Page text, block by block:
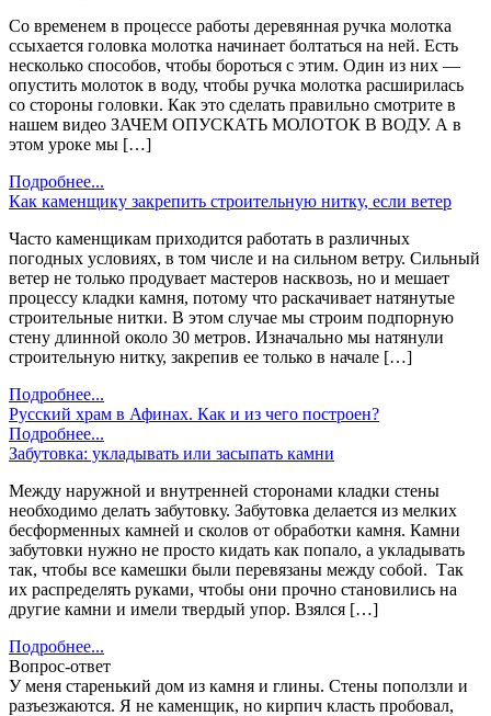
Со временем в процессе работы деревянная ручка молотка
ссыхается головка молотка начинает болтаться на ней. Есть
несколько способов, чтобы бороться с этим. Один из них —
опустить молоток в воду, чтобы ручка молотка расширилась
со стороны головки. Как это сделать правильно смотрите в
нашем видео ЗАЧЕМ ОПУСКАТЬ МОЛОТОК В ВОДУ. А в
этом уроке мы […]
Подробнее...
Как каменщику закрепить строительную нитку, если ветер
Часто каменщикам приходится работать в различных
погодных условиях, в том числе и на сильном ветру. Сильный
ветер не только продувает мастеров насквозь, но и мешает
процессу кладки камня, потому что раскачивает натянутые
строительные нитки. В этом случае мы строим подпорную
стену длинной около 30 метров. Изначально мы натянули
строительную нитку, закрепив ее только в начале […]
Подробнее...
Русский храм в Афинах. Как и из чего построен?
Подробнее...
Забутовка: укладывать или засыпать камни
Между наружной и внутренней сторонами кладки стены
необходимо делать забутовку. Забутовка делается из мелких
бесформенных камней и сколов от обработки камня. Камни
забутовки нужно не просто кидать как попало, а укладывать
так, чтобы все камешки были перевязаны между собой. Так
их распределять руками, чтобы они прочно становились на
другие камни и имели твердый упор. Взялся […]
Подробнее...
Вопрос-ответ
У меня старенький дом из камня и глины. Стены поползли и
разъезжаются. Я не каменщик, но кирпич класть пробовал,